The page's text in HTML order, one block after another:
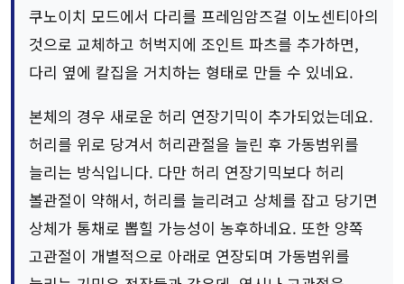
쿠노이치 모드에서 다리를 프레임암즈걸 이노센티아의
것으로 교체하고 허벅지에 조인트 파츠를 추가하면,
다리 옆에 칼집을 거치하는 형태로 만들 수 있네요.
본체의 경우 새로운 허리 연장기믹이 추가되었는데요.
허리를 위로 당겨서 허리관절을 늘린 후 가동범위를
늘리는 방식입니다. 다만 허리 연장기믹보다 허리
볼관절이 약해서, 허리를 늘리려고 상체를 잡고 당기면
상체가 통채로 뽑힐 가능성이 농후하네요. 또한 양쪽
고관절이 개별적으로 아래로 연장되며 가동범위를